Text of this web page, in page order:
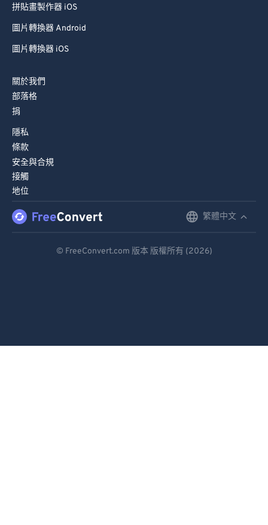
拼貼畫製作器 iOS
圖片轉換器 Android
圖片轉換器 iOS
關於我們
部落格
捐
隱私
條款
安全與合規
接觸
地位
繁體中文
© FreeConvert.com 版本 版權所有 (2026)